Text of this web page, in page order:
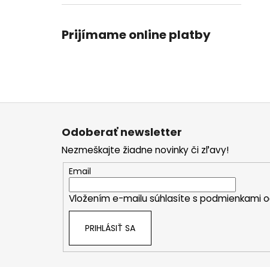
Prijímame online platby
Z
Odoberať newsletter
Nezmeškajte žiadne novinky či zľavy!
Email
Vložením e-mailu súhlasíte s podmienkami
PRIHLÁSIŤ SA